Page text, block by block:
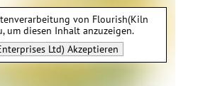
von Flourish(Kiln
um diesen Inhalt anzuzeigen.
Ltd) Akzeptieren